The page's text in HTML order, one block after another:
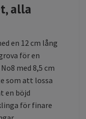
alla
en 12 cm lång
för en
med 8,5 cm
som att lossa
en böjd
för finare